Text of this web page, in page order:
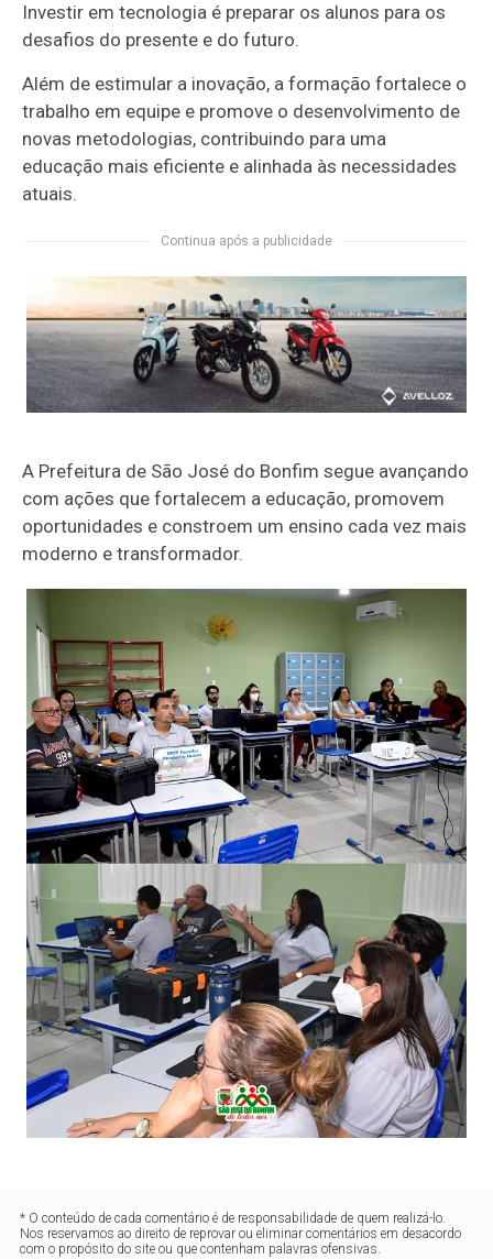
Investir em tecnologia é preparar os alunos para os
desafios do presente e do futuro.
Além de estimular a inovação, a formação fortalece o
trabalho em equipe e promove o desenvolvimento de
novas metodologias, contribuindo para uma
educação mais eficiente e alinhada às necessidades
atuais.
Continua após a publicidade
A Prefeitura de São José do Bonfim segue avançando
com ações que fortalecem a educação, promovem
oportunidades e constroem um ensino cada vez mais
moderno e transformador.
* O conteúdo de cada comentário é de responsabilidade de quem realizá-lo.
Nos reservamos ao direito de reprovar ou eliminar comentários em desacordo
com o propósito do site ou que contenham palavras ofensivas.